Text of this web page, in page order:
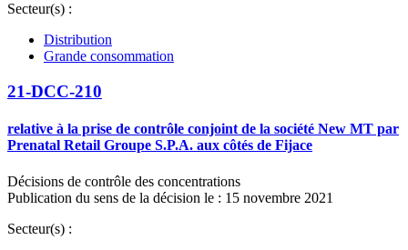
Secteur(s) :
Distribution
Grande consommation
21-DCC-210
relative à la prise de contrôle conjoint de la société New MT par
Prenatal Retail Groupe S.P.A. aux côtés de Fijace
Décisions de contrôle des concentrations
Publication du sens de la décision le : 15 novembre 2021
Secteur(s) :